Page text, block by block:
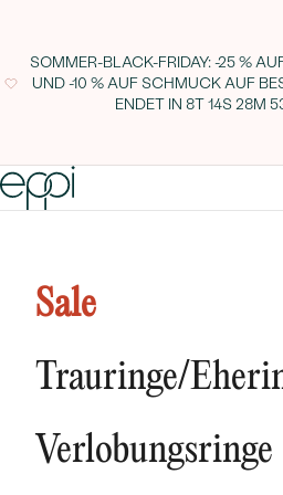
SOMMER-BLACK-FRIDAY: -25 %
UND -10 % AUF SCHMUCK AUF
ENDET IN 8T 14S 28M
Sale
Trauringe/
NEUHEITEN
Verlobungsringe
Maila